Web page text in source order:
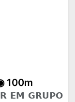
100m
𝗘𝗠 𝗚𝗥𝗨𝗣𝗢